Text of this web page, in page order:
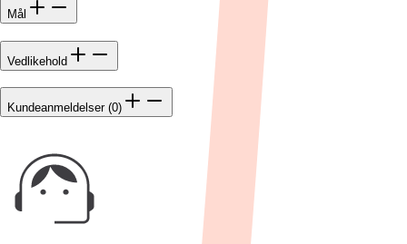
Mål
Vedlikehold
Kundeanmeldelser (0)